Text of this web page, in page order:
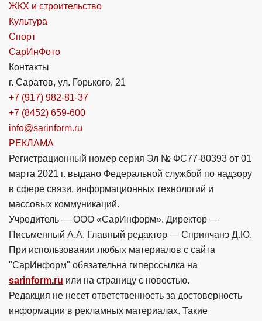
ЖКХ и строительство
Культура
Спорт
СарИнФото
Контакты
г. Саратов, ул. Горького, 21
+7 (917) 982-81-37
+7 (8452) 659-600
info@sarinform.ru
РЕКЛАМА
Регистрационный номер серия Эл № ФС77-80393 от 01
марта 2021 г. выдано Федеральной службой по надзору
в сфере связи, информационных технологий и
массовых коммуникаций.
Учредитель — ООО «СарИнформ». Директор —
Письменный А.А. Главный редактор — Спринчанэ Д.Ю.
При использовании любых материалов с сайта
"СарИнформ" обязательна гиперссылка на
sarinform.ru или на страницу с новостью.
Редакция не несет ответственность за достоверность
информации в рекламных материалах. Такие